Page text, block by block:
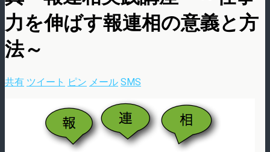
力を伸ばす報連相の意義と方
法～
共有 ツイート ピン メール SMS